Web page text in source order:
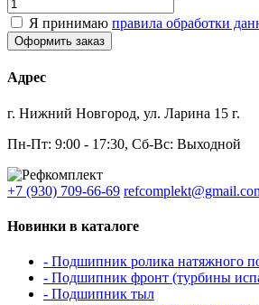
Я принимаю правила обработки
Адрес
г. Нижний Новгород, ул. Ларина 15 г.
Пн-Пт: 9:00 - 17:30, Сб-Вс: Выходной
+7 (930) 709-66-69
Новинки в каталоге
- Подшипник ролика натяжного
- Подшипник фронт (турбины
- Подшипник тыл